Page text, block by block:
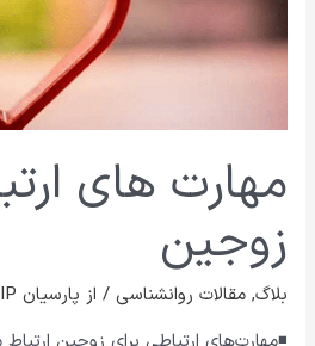
مهارت های
زوجین
بلاگ,مقالات روانشناسی / از پارسیان VIP